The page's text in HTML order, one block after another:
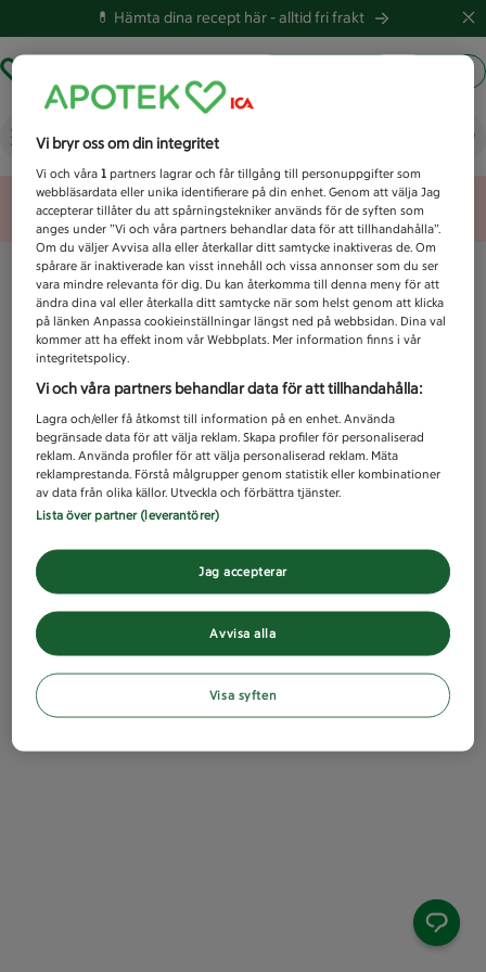
💊 Hämta dina recept här -alltid fri frakt
Vad letar du efter idag?
Unknown error
Vi bryr oss om din integritet
Vi och våra1 partners lagrar och får tillgång till personuppgifter som
webbläsardata eller unika identifierare på din enhet. Genom att välja Jag
accepterar tillåter du att spårningstekniker används för de syften som
anges under ”Vi och våra partners behandlar data för att tillhandahålla”.
Om du väljer Avvisa alla eller återkallar ditt samtycke inaktiveras de. Om
spårare är inaktiverade kan visst innehåll och vissa annonser som du ser
vara mindre relevanta för dig. Du kan återkomma till denna meny för att
ändra dina val eller återkalla ditt samtycke när som helst genom att klicka
på länken Anpassa cookieinställningar längst ned på webbsidan. Dina val
kommer att ha effekt inom vår Webbplats. Mer information finns i vår
integritetspolicy.
Vi och våra partners behandlar data för att tillhandahålla:
Lagra och/eller få åtkomst till information på en enhet. Använda
begränsade data för att välja reklam. Skapa profiler för personaliserad
reklam. Använda profiler för att välja personaliserad reklam. Mäta
reklamprestanda. Förstå målgrupper genom statistik eller kombinationer
av data från olika källor. Utveckla och förbättra tjänster.
Lista över partner (leverantörer)
Avvisa alla
Jag accepterar
Visa syften